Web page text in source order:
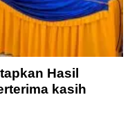
Hasil
kasih